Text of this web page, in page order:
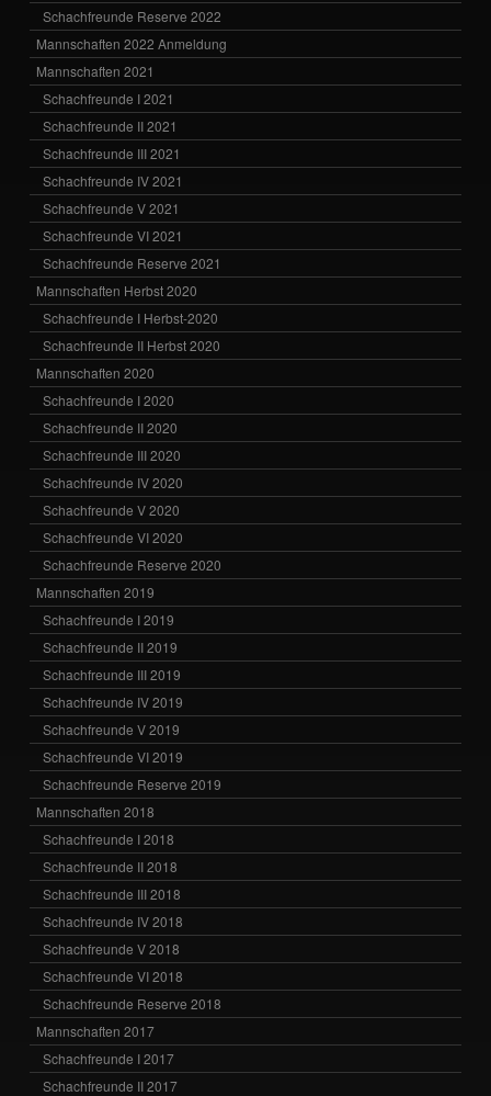
Schachfreunde Reserve 2022
Mannschaften 2022 Anmeldung
Mannschaften 2021
Schachfreunde I 2021
Schachfreunde II 2021
Schachfreunde III 2021
Schachfreunde IV 2021
Schachfreunde V 2021
Schachfreunde VI 2021
Schachfreunde Reserve 2021
Mannschaften Herbst 2020
Schachfreunde I Herbst-2020
Schachfreunde II Herbst 2020
Mannschaften 2020
Schachfreunde I 2020
Schachfreunde II 2020
Schachfreunde III 2020
Schachfreunde IV 2020
Schachfreunde V 2020
Schachfreunde VI 2020
Schachfreunde Reserve 2020
Mannschaften 2019
Schachfreunde I 2019
Schachfreunde II 2019
Schachfreunde III 2019
Schachfreunde IV 2019
Schachfreunde V 2019
Schachfreunde VI 2019
Schachfreunde Reserve 2019
Mannschaften 2018
Schachfreunde I 2018
Schachfreunde II 2018
Schachfreunde III 2018
Schachfreunde IV 2018
Schachfreunde V 2018
Schachfreunde VI 2018
Schachfreunde Reserve 2018
Mannschaften 2017
Schachfreunde I 2017
Schachfreunde II 2017